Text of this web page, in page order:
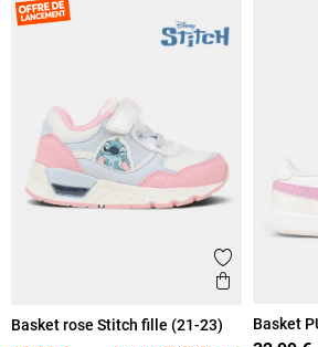
Ajouter aux
Aperçu
Basket rose Stitch fille (21-23)
Basket
27)